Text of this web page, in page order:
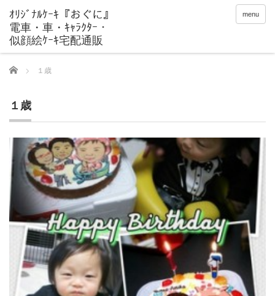
menu
Home １歳
１歳